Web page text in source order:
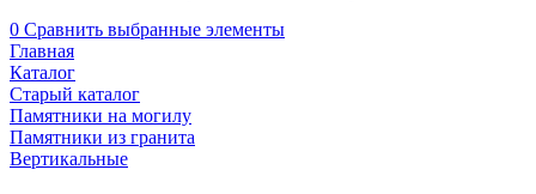
0 Сравнить выбранные элементы
Главная
Каталог
Старый каталог
Памятники на могилу
Памятники из гранита
Вертикальные